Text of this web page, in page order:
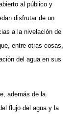
al público y
disfrutar de un
a la nivelación de
entre otras cosas,
del agua en sus
además de la
flujo del agua y la